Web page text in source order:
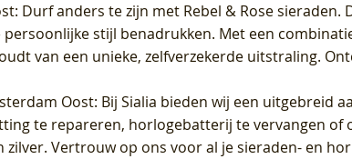
: Durf anders te zijn met Rebel & Rose
stijl benadrukken. Met een
van een unieke, zelfverzekerde uitstraling.
Oost: Bij Sialia bieden wij een uitgebreid
te repareren, horlogebatterij te vervangen
Vertrouw op ons voor al je sieraden- en